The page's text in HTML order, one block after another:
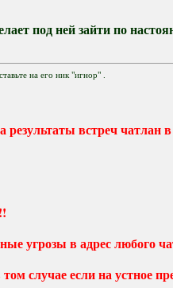
под ней зайти по
на его ник "игнор" .
результаты встреч чатлан
угрозы в адрес любого
случае если на устное